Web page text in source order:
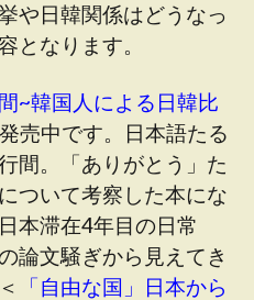
や日韓関係はどうなっ
となります。
~韓国人による日韓比
売中です。日本語たる
間。「ありがとう」た
ついて考察した本にな
本滞在4年目の日常
論文騒ぎから見えてき
「自由な国」日本から